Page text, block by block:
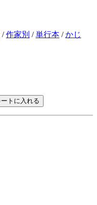
/作家別 /単行本 /かじ